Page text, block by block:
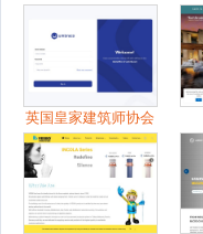
英国皇家建筑师协会